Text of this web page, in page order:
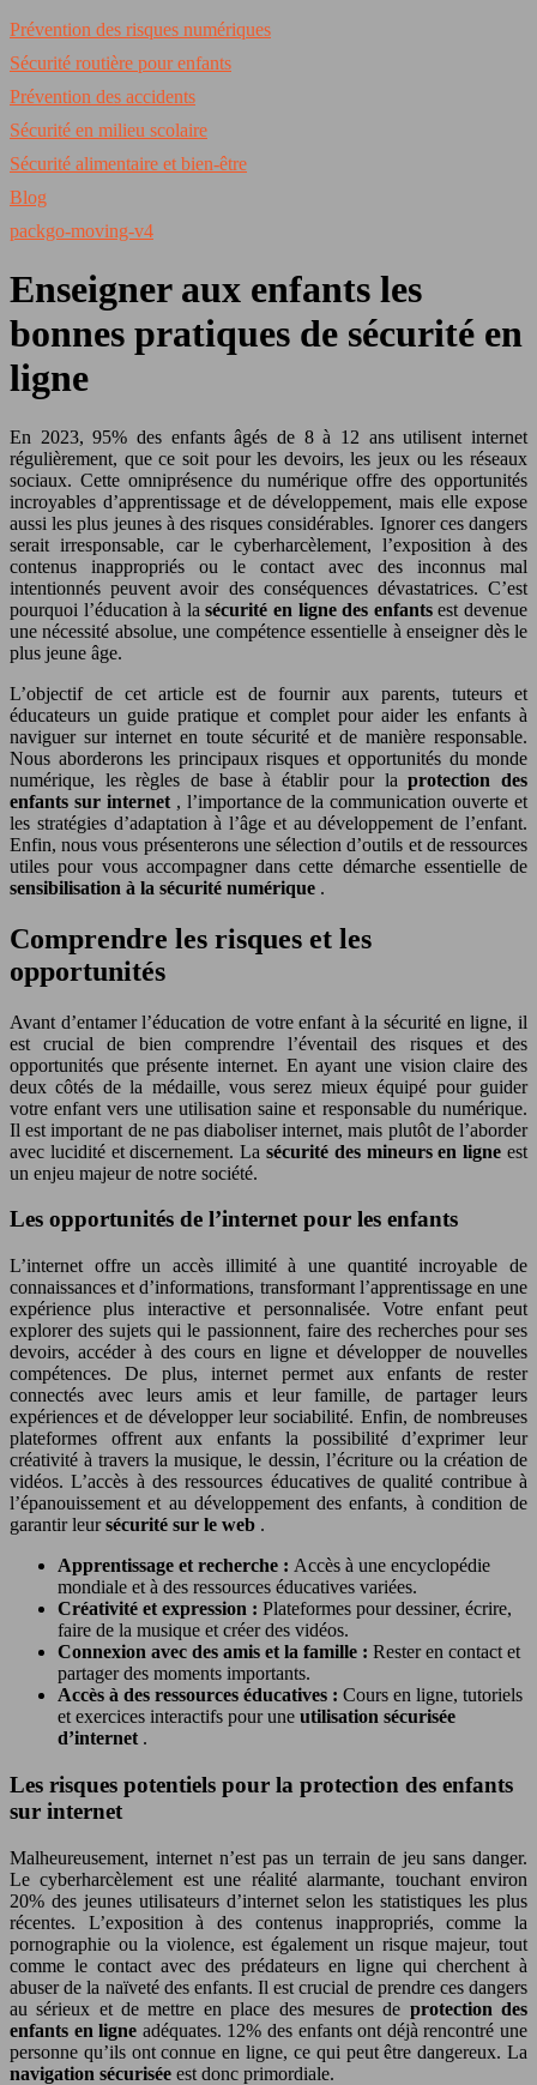
Prévention des risques numériques
Sécurité routière pour enfants
Prévention des accidents
Sécurité en milieu scolaire
Sécurité alimentaire et bien-être
Blog
packgo-moving-v4
Enseigner aux enfants les
bonnes pratiques de sécurité en
ligne
En 2023, 95% des enfants âgés de 8 à 12 ans utilisent internet
régulièrement, que ce soit pour les devoirs, les jeux ou les réseaux
sociaux. Cette omniprésence du numérique offre des opportunités
incroyables d’apprentissage et de développement, mais elle expose
aussi les plus jeunes à des risques considérables. Ignorer ces dangers
serait irresponsable, car le cyberharcèlement, l’exposition à des
contenus inappropriés ou le contact avec des inconnus mal
intentionnés peuvent avoir des conséquences dévastatrices. C’est
pourquoi l’éducation à lasécurité en ligne des enfantsest devenue
une nécessité absolue, une compétence essentielle à enseigner dès le
plus jeune âge.
L’objectif de cet article est de fournir aux parents, tuteurs et
éducateurs un guide pratique et complet pour aider les enfants à
naviguer sur internet en toute sécurité et de manière responsable.
Nous aborderons les principaux risques et opportunités du monde
numérique, les règles de base à établir pour laprotection des
enfants sur internet , l’importance de la communication ouverte et
les stratégies d’adaptation à l’âge et au développement de l’enfant.
Enfin, nous vous présenterons une sélection d’outils et de ressources
utiles pour vous accompagner dans cette démarche essentielle de
sensibilisation à la sécurité numérique .
Comprendre les risques et les
opportunités
Avant d’entamer l’éducation de votre enfant à la sécurité en ligne, il
est crucial de bien comprendre l’éventail des risques et des
opportunités que présente internet. En ayant une vision claire des
deux côtés de la médaille, vous serez mieux équipé pour guider
votre enfant vers une utilisation saine et responsable du numérique.
Il est important de ne pas diaboliser internet, mais plutôt de l’aborder
avec lucidité et discernement. La sécurité des mineurs en ligne est
un enjeu majeur de notre société.
Les opportunités de l’internet pour les enfants
L’internet offre un accès illimité à une quantité incroyable de
connaissances et d’informations, transformant l’apprentissage en une
expérience plus interactive et personnalisée. Votre enfant peut
explorer des sujets qui le passionnent, faire des recherches pour ses
devoirs, accéder à des cours en ligne et développer de nouvelles
compétences. De plus, internet permet aux enfants de rester
connectés avec leurs amis et leur famille, de partager leurs
expériences et de développer leur sociabilité. Enfin, de nombreuses
plateformes offrent aux enfants la possibilité d’exprimer leur
créativité à travers la musique, le dessin, l’écriture ou la création de
vidéos. L’accès à des ressources éducatives de qualité contribue à
l’épanouissement et au développement des enfants, à condition de
garantir leursécurité sur le web .
Apprentissage et recherche : Accès à une encyclopédie
mondiale et à des ressources éducatives variées.
Créativité et expression : Plateformes pour dessiner, écrire,
faire de la musique et créer des vidéos.
Connexion avec des amis et la famille : Rester en contact et
partager des moments importants.
Accès à des ressources éducatives : Cours en ligne, tutoriels
et exercices interactifs pour une utilisation sécurisée
d’internet .
Les risques potentiels pour la protection des enfants
sur internet
Malheureusement, internet n’est pas un terrain de jeu sans danger.
Le cyberharcèlement est une réalité alarmante, touchant environ
20% des jeunes utilisateurs d’internet selon les statistiques les plus
récentes. L’exposition à des contenus inappropriés, comme la
pornographie ou la violence, est également un risque majeur, tout
comme le contact avec des prédateurs en ligne qui cherchent à
abuser de la naïveté des enfants. Il est crucial de prendre ces dangers
au sérieux et de mettre en place des mesures de protection des
enfants en ligne adéquates. 12% des enfants ont déjà rencontré une
personne qu’ils ont connue en ligne, ce qui peut être dangereux. La
navigation sécurisée est donc primordiale.